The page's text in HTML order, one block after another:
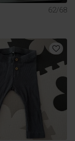
62/68